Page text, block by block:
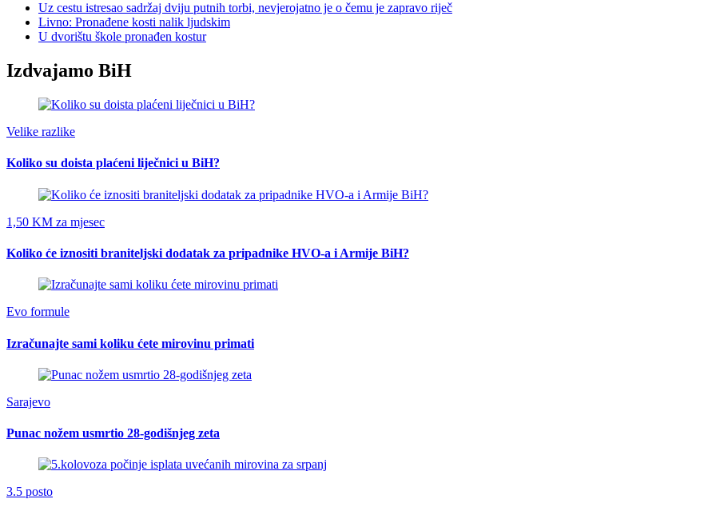
Uz cestu istresao sadržaj dviju putnih torbi, nevjerojatno je o čemu je zapravo riječ
Livno: Pronađene kosti nalik ljudskim
U dvorištu škole pronađen kostur
Izdvajamo BiH
Velike razlike
Koliko su doista plaćeni liječnici u BiH?
1,50 KM za mjesec
Koliko će iznositi braniteljski dodatak za pripadnike HVO-a i Armije BiH?
Evo formule
Izračunajte sami koliku ćete mirovinu primati
Sarajevo
Punac nožem usmrtio 28-godišnjeg zeta
3.5 posto